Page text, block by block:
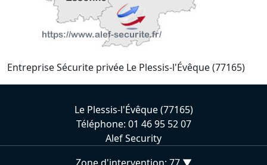
Entreprise Sécurite privée Le Plessis-l'Évêque (77165)
Le Plessis-l'Évêque (77165)
Téléphone: 01 46 95 52 07
Alef Security